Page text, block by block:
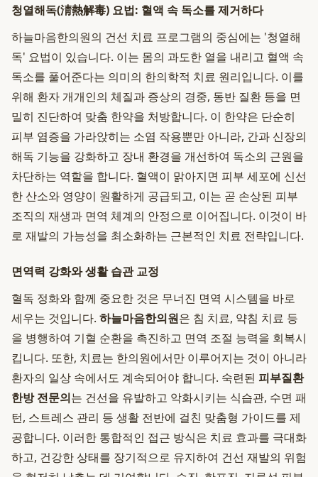
청열해독(淸熱解毒) 요법: 혈액 속 독소를 제거하다
하늘마음한의원의 건선 치료 프로그램의 중심에는 '청열해
독' 요법이 있습니다. 이는 몸의 과도한 열을 내리고 혈액 속
독소를 풀어준다는 의미의 한의학적 치료 원리입니다. 이를
위해 환자 개개인의 체질과 증상의 경중, 동반 질환 등을 면
밀히 진단하여 맞춤 한약을 처방합니다. 이 한약은 단순히
피부 염증을 가라앉히는 소염 작용뿐만 아니라, 간과 신장의
해독 기능을 강화하고 장내 환경을 개선하여 독소의 근원을
차단하는 역할을 합니다. 혈액이 맑아지면 피부 세포에 신선
한 산소와 영양이 원활하게 공급되고, 이는 곧 손상된 피부
조직의 재생과 면역 체계의 안정으로 이어집니다. 이것이 바
로 재발의 가능성을 최소화하는 근본적인 치료 전략입니다.
면역력 강화와 생활 습관 교정
혈독 정화와 함께 중요한 것은 무너진 면역 시스템을 바로
세우는 것입니다. 하늘마음한의원은 침 치료, 약침 치료 등
을 병행하여 기혈 순환을 촉진하고 면역 조절 능력을 회복시
킵니다. 또한, 치료는 한의원에서만 이루어지는 것이 아니라
환자의 일상 속에서도 계속되어야 합니다. 숙련된 피부질환
한방 전문의는 건선을 유발하고 악화시키는 식습관, 수면 패
턴, 스트레스 관리 등 생활 전반에 걸친 맞춤형 가이드를 제
공합니다. 이러한 통합적인 접근 방식은 치료 효과를 극대화
하고, 건강한 상태를 장기적으로 유지하여 건선 재발의 위험